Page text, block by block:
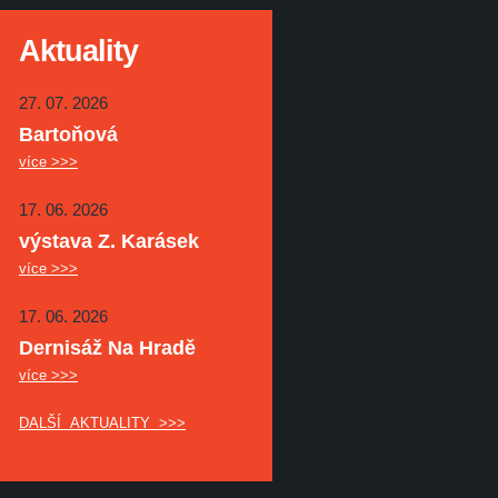
Aktuality
27. 07. 2026
Bartoňová
více >>>
17. 06. 2026
výstava Z. Karásek
více >>>
17. 06. 2026
Dernisáž Na Hradě
více >>>
DALŠÍ AKTUALITY >>>